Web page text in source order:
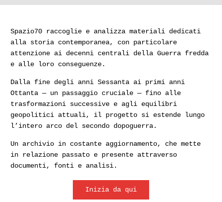
Spazio70 raccoglie e analizza materiali dedicati
alla storia contemporanea, con particolare
attenzione ai decenni centrali della Guerra fredda
e alle loro conseguenze.
Dalla fine degli anni Sessanta ai primi anni
Ottanta — un passaggio cruciale — fino alle
trasformazioni successive e agli equilibri
geopolitici attuali, il progetto si estende lungo
l’intero arco del secondo dopoguerra.
Un archivio in costante aggiornamento, che mette
in relazione passato e presente attraverso
documenti, fonti e analisi.
Inizia da qui